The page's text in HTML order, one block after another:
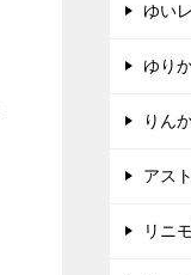
ゆい
ゆり
りん
アス
リニ